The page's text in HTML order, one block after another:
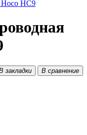
закладки В сравнение